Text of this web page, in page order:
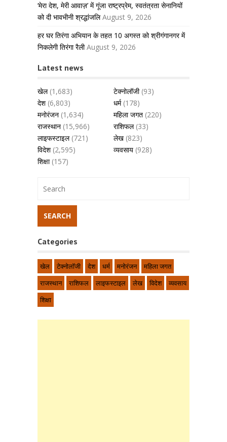
‘मेरा देश, मेरी आवाज़’ में गूंजा राष्ट्रप्रेम, स्वतंत्रता सेनानियों
को दी भावभीनी श्रद्धांजलि August 9, 2026
हर घर तिरंगा अभियान के तहत 10 अगस्त को श्रीगंगानगर में
निकलेगी तिरंगा रैली August 9, 2026
Latest news
खेल(1,683) टेक्नोलॉजी(93)
देश(6,803) धर्म(178)
मनोरंजन (1,634) महिला जगत (220)
राजस्थान (15,966) राशिफल(33)
लाइफस्टाइल(721) लेख (823)
विदेश(2,595) व्यवसाय (928)
शिक्षा(157)
Categories
खेल टेक्नोलॉजी देश धर्म मनोरंजन
महिला जगत
राजस्थान
राशिफल लाइफस्टाइल लेख विदेश
व्यवसाय
शिक्षा